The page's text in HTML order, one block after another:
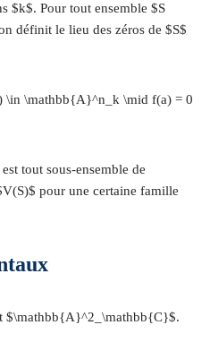
$k$. Pour tout ensemble $S
définit le lieu des zéros de $S$
\in \mathbb{A}^n_k \mid f(a) = 0
est tout sous-ensemble de
pour une certaine famille
$\mathbb{A}^2_\mathbb{C}$.